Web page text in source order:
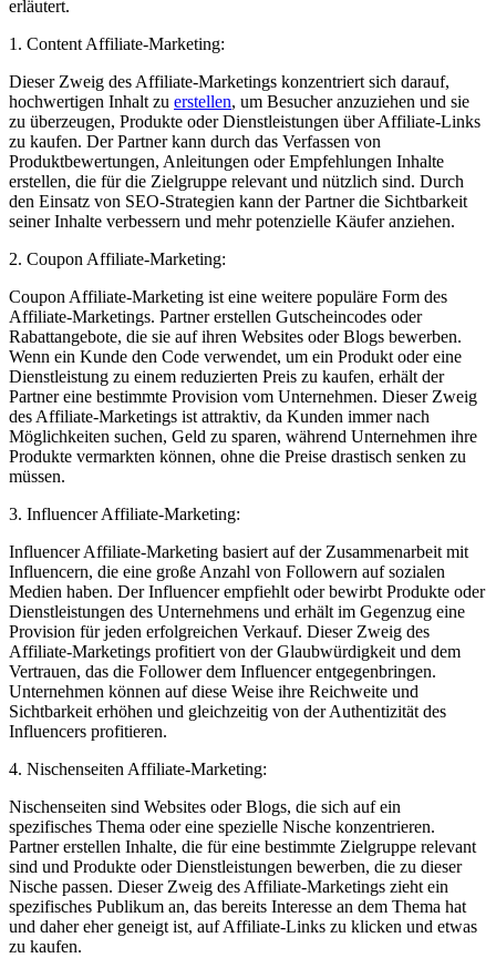
erläutert.
1. Content Affiliate-Marketing:
Dieser Zweig ⁢des ‌Affiliate-Marketings konzentriert⁤ sich darauf,
hochwertigen Inhalt zu erstellen, um Besucher anzuziehen ​und sie
zu überzeugen, Produkte oder Dienstleistungen über Affiliate-Links
zu kaufen.‍ Der ⁤Partner kann⁢ durch das Verfassen von
Produktbewertungen, Anleitungen oder Empfehlungen Inhalte
erstellen, die für die⁤ Zielgruppe relevant und nützlich sind. Durch
den ⁢Einsatz von SEO-Strategien​ kann der Partner die Sichtbarkeit
seiner Inhalte verbessern​ und​ mehr‌ potenzielle⁢ Käufer ‌anziehen.
2. Coupon Affiliate-Marketing:
Coupon Affiliate-Marketing⁢ ist eine weitere populäre Form des
⁣Affiliate-Marketings. Partner erstellen Gutscheincodes oder
Rabattangebote, die sie auf ihren Websites oder Blogs bewerben.
Wenn ein Kunde den Code ⁣verwendet, um ein Produkt oder‌ eine‌
Dienstleistung zu einem reduzierten⁣ Preis zu kaufen, ‌erhält ⁢der
Partner eine bestimmte Provision ⁣vom Unternehmen. Dieser Zweig
des Affiliate-Marketings⁤ ist attraktiv,⁤ da Kunden immer nach‌
Möglichkeiten suchen, Geld zu sparen,⁢ während Unternehmen ihre
Produkte vermarkten können, ohne die Preise drastisch senken zu
müssen.
3. Influencer Affiliate-Marketing:
Influencer Affiliate-Marketing basiert auf der ⁢Zusammenarbeit mit
Influencern, die eine große Anzahl von Followern auf sozialen
Medien haben. Der Influencer empfiehlt oder bewirbt⁤ Produkte oder
Dienstleistungen des Unternehmens und erhält im Gegenzug eine
Provision für⁣ jeden erfolgreichen Verkauf. Dieser Zweig des
Affiliate-Marketings profitiert‍ von der‍ Glaubwürdigkeit und dem
Vertrauen, das die Follower dem Influencer entgegenbringen.
Unternehmen​ können auf diese Weise ihre Reichweite und​
Sichtbarkeit erhöhen und‌ gleichzeitig von der Authentizität des
Influencers profitieren.
4. Nischenseiten ⁤Affiliate-Marketing:
Nischenseiten⁢ sind Websites oder Blogs, die ‍sich auf ein
spezifisches Thema oder eine spezielle ⁤Nische konzentrieren.
Partner erstellen Inhalte, die für eine bestimmte Zielgruppe relevant⁤
sind und Produkte⁤ oder​ Dienstleistungen bewerben, die zu dieser
Nische passen. ‌Dieser Zweig des Affiliate-Marketings zieht ein
‌spezifisches Publikum an, das bereits Interesse an dem Thema hat ​
und daher ‍eher geneigt ist, auf ⁢Affiliate-Links zu ‍klicken ‌und etwas
zu kaufen.